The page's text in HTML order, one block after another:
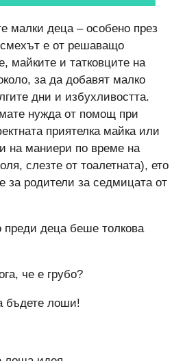
малки деца – особено през
е от решаващо
майките и татковците на
за да добавят малко
дни и избухливостта.
нужда от помощ при
приятелка майка или
на маниери по време на
слезте от тоалетната), ето
за родители за седмицата от
преди деца беше толкова
че е грубо?
бъдете лоши!